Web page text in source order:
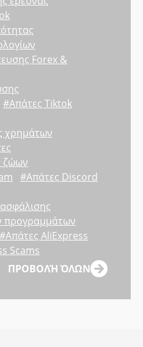
Forex &
#Απάτες Tiktok
χρημάτων
ζώων
#Απάτες Discord
προγραμμάτων
#Απάτες AliExpress
Scams
ΠΡΟΒΟΛΉ ΌΛΩΝ